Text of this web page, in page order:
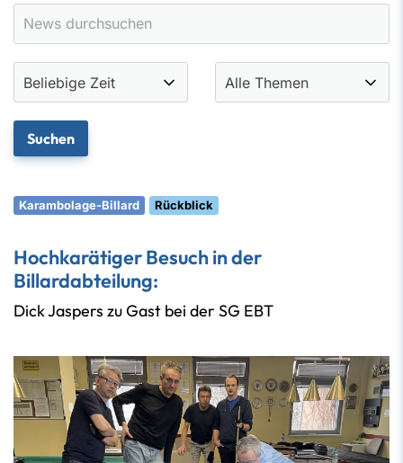
Karambolage-Billard Rückblick
Hochkarätiger Besuch in der
Billardabteilung:
Dick Jaspers zu Gast bei der SG EBT